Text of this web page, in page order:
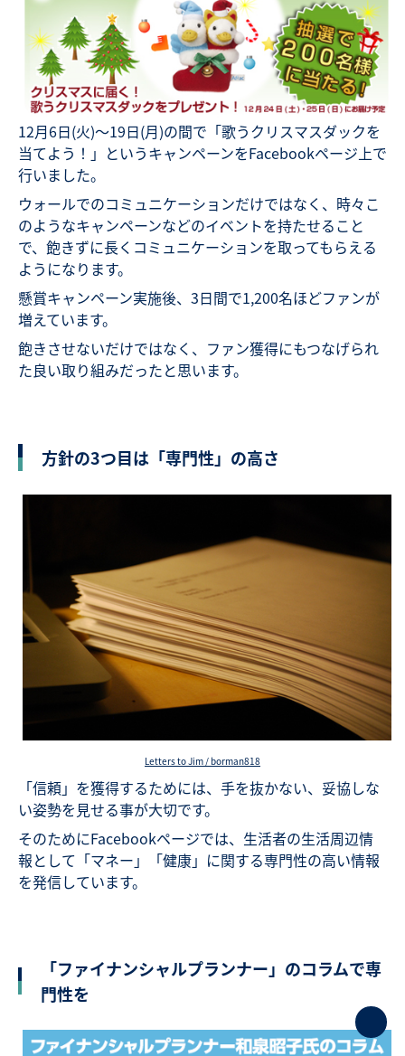
12月6日(火)～19日(月)の間で「歌うクリスマスダックを
当てよう！」というキャンペーンをFacebookページ上で
行いました。
ウォールでのコミュニケーションだけではなく、時々こ
のようなキャンペーンなどのイベントを持たせること
で、飽きずに長くコミュニケーションを取ってもらえる
ようになります。
懸賞キャンペーン実施後、3日間で1,200名ほどファンが
増えています。
飽きさせないだけではなく、ファン獲得にもつなげられ
た良い取り組みだったと思います。
方針の3つ目は「専門性」の高さ
Letters to Jim / borman818
「信頼」を獲得するためには、手を抜かない、妥協しな
い姿勢を見せる事が大切です。
そのためにFacebookページでは、生活者の生活周辺情
報として「マネー」「健康」に関する専門性の高い情報
を発信しています。
「ファイナンシャルプランナー」のコラムで専
門性を